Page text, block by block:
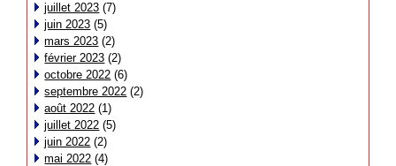
juillet 2023 (7)
juin 2023 (5)
mars 2023 (2)
février 2023 (2)
octobre 2022 (6)
septembre 2022 (2)
août 2022 (1)
juillet 2022 (5)
juin 2022 (2)
mai 2022 (4)